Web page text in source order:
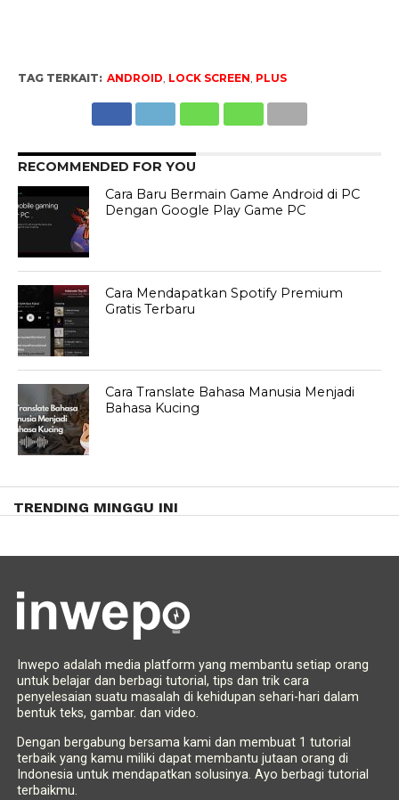
TAG TERKAIT: ANDROID, LOCK SCREEN, PLUS
RECOMMENDED FOR YOU
Cara Baru Bermain Game Android di PC
Dengan Google Play Game PC
Cara Mendapatkan Spotify Premium
Gratis Terbaru
Cara Translate Bahasa Manusia Menjadi
Bahasa Kucing
TRENDING MINGGU INI
Inwepo adalah media platform yang membantu setiap orang
untuk belajar dan berbagi tutorial, tips dan trik cara
penyelesaian suatu masalah di kehidupan sehari-hari dalam
bentuk teks, gambar. dan video.
Dengan bergabung bersama kami dan membuat 1 tutorial
terbaik yang kamu miliki dapat membantu jutaan orang di
Indonesia untuk mendapatkan solusinya. Ayo berbagi tutorial
terbaikmu.